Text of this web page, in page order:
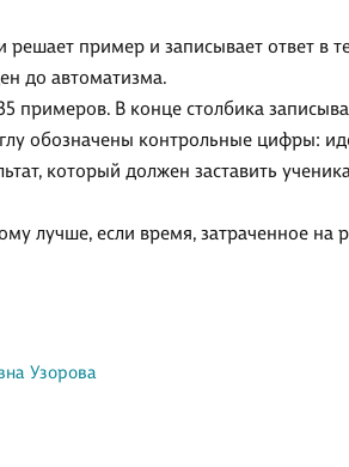
решает пример и записывает ответ в
до автоматизма.
примеров. В конце столбика
обозначены контрольные цифры:
который должен заставить
лучше, если время, затраченное на
Узорова